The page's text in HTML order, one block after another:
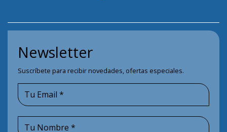
Newsletter
Suscríbete para recibir novedades, ofertas especiales.